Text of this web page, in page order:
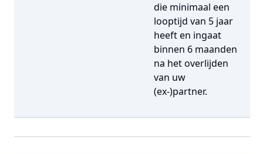
die minimaal een
looptijd van 5 jaar
heeft en ingaat
binnen 6 maanden
na het overlijden
van uw
(ex-)partner.